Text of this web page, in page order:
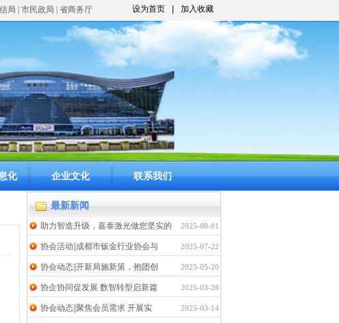
设为首页 加入收藏
信局 | 市民政局 | 省商务厅
化 企业文化 联系我们
最新新闻
助力智造升级，嘉泰激光做您坚实的 2025-08-01
协会活动||成都市钣金行业协会与 2025-07-22
协会动态||开新局施新策，抱团创 2025-05-20
协企协同促发展 数智转型启新篇 2025-03-28
协会动态||聚焦会员需求 开展实 2025-03-14